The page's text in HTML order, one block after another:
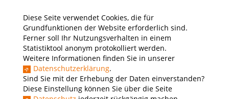
Diese Seite verwendet Cookies, die für
Grundfunktionen der Website erforderlich sind.
Ferner soll Ihr Nutzungsverhalten in einem
Statistiktool anonym protokolliert werden.
Weitere Informationen finden Sie in unserer
Datenschutzerklärung.
Sind Sie mit der Erhebung der Daten einverstanden?
Diese Einstellung können Sie über die Seite
Elektrotechnik
Gestaltung
Informatik und Wirtschaftsinformatik
Kunststofftechnik und Vermessung
Maschinenbau
THWS Business School
Wirtschaftsingenieurwesen